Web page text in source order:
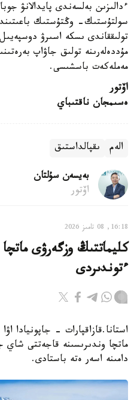
ءدالىزىن بەلسەندى پايدالانۋ
سولتۇستىك- وڭتۇستىك
تولىققاندى ىسكە اسىرۋ
مۇددەلەرىنە تولىق جاۋاپ
مەملەكەت باسشىسى.
اۆتور
ەسىمجان ناقتىباي
الەم ىقپالداستىق
بەيسەن سۇلتان
اۆتور
16:18, 08 تامىز 2026
كليماتتىڭ وزگەرۋى
ءتوندىردى
استانا.قازاقپارات - جاپونيادا
ماتچا وندىرىسىنە قاجەتتى شاي
دامىنە اسەر ەتە باستادى.